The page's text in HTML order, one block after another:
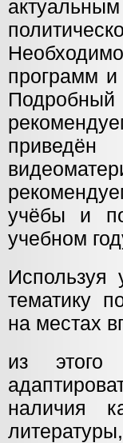
программ
учёбы и
учебном
тематику
на местах
из этого
наличия